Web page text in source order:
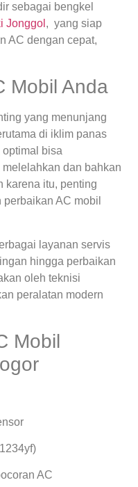
sebagai bengkel
Jonggol , yang siap
AC dengan cepat,
Mobil Anda
yang menunjang
di iklim panas
optimal bisa
dan bahkan
karena itu, penting
AC mobil
layanan servis
hingga perbaikan
oleh teknisi
peralatan modern
Mobil
AC